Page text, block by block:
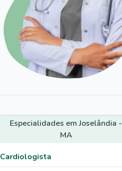
Especialidades em Joselândia -
MA
Cardiologista